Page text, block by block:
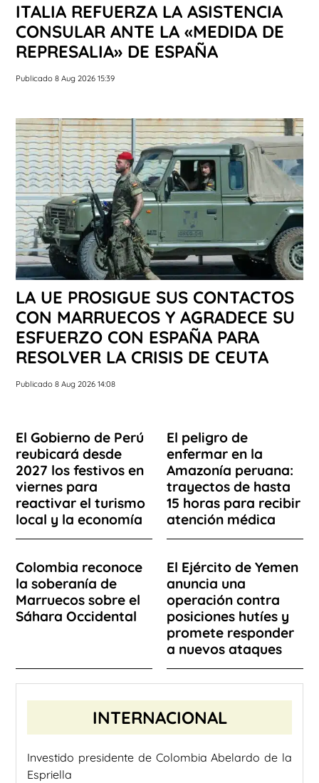
ITALIA REFUERZA LA ASISTENCIA
CONSULAR ANTE LA «MEDIDA DE
REPRESALIA» DE ESPAÑA
Publicado 8 Aug 2026 15:39
LA UE PROSIGUE SUS CONTACTOS
CON MARRUECOS Y AGRADECE SU
ESFUERZO CON ESPAÑA PARA
RESOLVER LA CRISIS DE CEUTA
Publicado 8 Aug 2026 14:08
El Gobierno de Perú
reubicará desde
2027 los festivos en
viernes para
reactivar el turismo
local y la economía
El peligro de
enfermar en la
Amazonía peruana:
trayectos de hasta
15 horas para recibir
atención médica
Colombia reconoce
la soberanía de
Marruecos sobre el
Sáhara Occidental
El Ejército de Yemen
anuncia una
operación contra
posiciones hutíes y
promete responder
a nuevos ataques
INTERNACIONAL
Investido presidente de Colombia Abelardo de la
Espriella